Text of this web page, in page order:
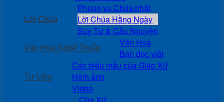
Lời Chúa
Phụng vụ Chúa nhật
Lời Chúa Hằng Ngày
Suy Tư & Cầu Nguyện
Văn Hoá Nghệ Thuật
Văn Hoá
Bạn đọc viết
Tư Liệu
Các biểu mẫu của Giáo Xứ
Hình ảnh
Video